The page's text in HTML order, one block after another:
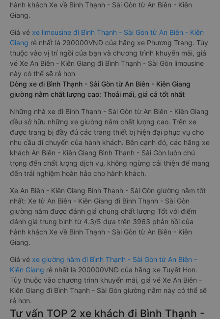
hành khách Xe về Bình Thạnh - Sài Gòn từ An Biên - Kiên
Giang.
Giá vé xe limousine đi Bình Thạnh - Sài Gòn từ An Biên - Kiên
Giang rẻ nhất là 290000VND của hãng xe Phương Trang. Tùy
thuộc vào vị trí ngồi của bạn và chương trình khuyến mãi, giá
vé Xe An Biên - Kiên Giang đi Bình Thạnh - Sài Gòn limousine
này có thể sẽ rẻ hơn
Dòng xe đi Bình Thạnh - Sài Gòn từ An Biên - Kiên Giang
giường nằm chất lượng cao: Thoải mái, giá cả tốt nhất
Những nhà xe đi Bình Thạnh - Sài Gòn từ An Biên - Kiên Giang
đều sở hữu những xe giường nằm chất lượng cao. Trên xe
được trang bị đầy đủ các trang thiết bị hiện đại phục vụ cho
nhu cầu di chuyển của hành khách. Bên cạnh đó, các hãng xe
khách An Biên - Kiên Giang Bình Thạnh - Sài Gòn luôn chú
trọng đến chất lượng dịch vụ, không ngừng cải thiện để mang
đến trải nghiệm hoàn hảo cho hành khách.
Xe An Biên - Kiên Giang Bình Thạnh - Sài Gòn giường nằm tốt
nhất: Xe từ An Biên - Kiên Giang đi Bình Thạnh - Sài Gòn
giường nằm được đánh giá chung chất lượng Tốt với điểm
đánh giá trung bình từ 4.3/5 dựa trên 3963 phản hồi của
hành khách Xe về Bình Thạnh - Sài Gòn từ An Biên - Kiên
Giang.
Giá vé xe giường nằm đi Bình Thạnh - Sài Gòn từ An Biên -
Kiên Giang rẻ nhất là 200000VND của hãng xe Tuyết Hon.
Tùy thuộc vào chương trình khuyến mãi, giá vé Xe An Biên -
Kiên Giang đi Bình Thạnh - Sài Gòn giường nằm này có thể sẽ
rẻ hơn.
Tư vấn TOP 2 xe khách đi Bình Thạnh -